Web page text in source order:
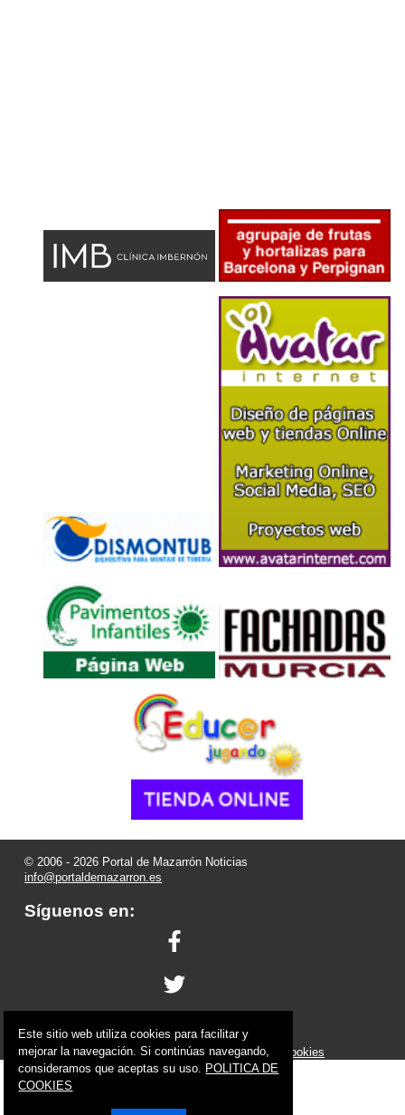
© 2006 - 2026 Portal de Mazarrón Noticias
info@portaldemazarron.es
Síguenos en:
Powered by:Superweb
Aviso Legal-Política de Privacidad-Política de Cookies
Este sitio web utiliza cookies para facilitar y
mejorar la navegación. Si continúas navegando,
consideramos que aceptas su uso. POLITICA DE
COOKIES